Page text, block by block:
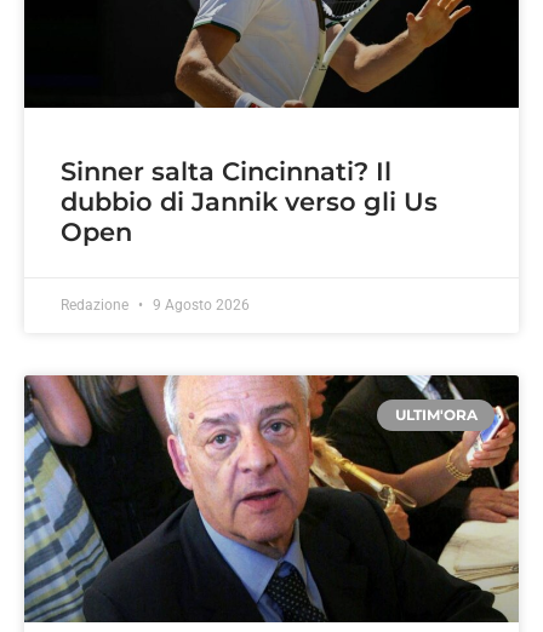
Sinner salta Cincinnati? Il
dubbio di Jannik verso gli Us
Open
Redazione 9 Agosto 2026
ULTIM'ORA